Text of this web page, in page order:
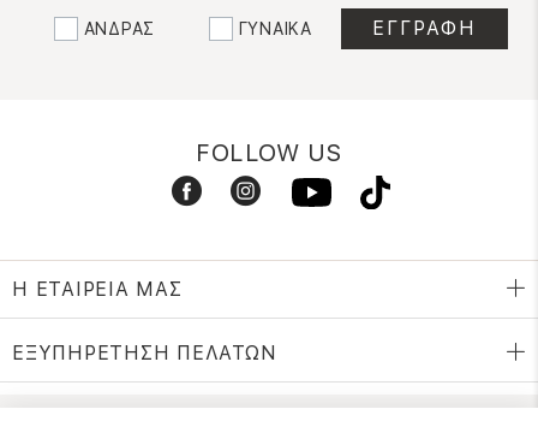
ΑΝΔΡΑΣ ΓΥΝΑΙΚΑ
FOLLOW US
Η ΕΤΑΙΡΕΙΑ ΜΑΣ
ΕΞΥΠΗΡΕΤΗΣΗ ΠΕΛΑΤΩΝ